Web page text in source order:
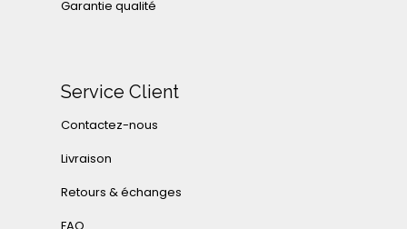
Garantie qualité
Service Client
Contactez-nous
Livraison
Retours & échanges